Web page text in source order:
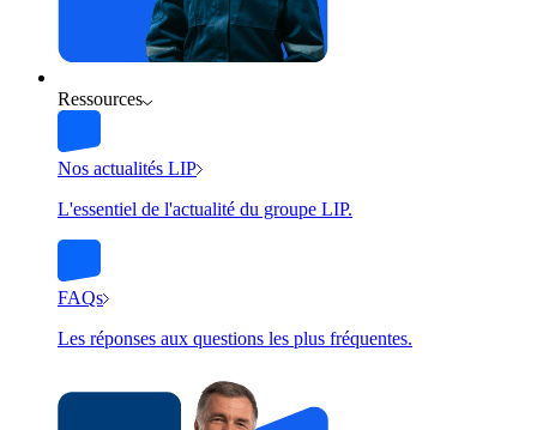
Ressources
Nos actualités LIP
L'essentiel de l'actualité du groupe LIP.
FAQs
Les réponses aux questions les plus fréquentes.